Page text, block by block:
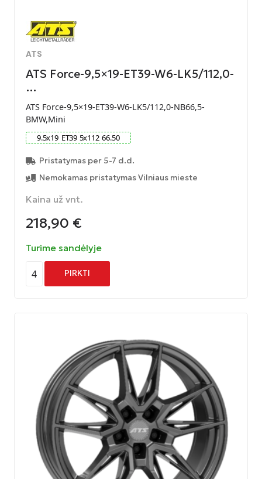
ATS
ATS Force-9,5×19-ET39-W6-LK5/112,0-
…
ATS Force-9,5×19-ET39-W6-LK5/112,0-NB66,5-
BMW,Mini
9.5x19 ET39 5x112 66.50
Pristatymas per 5-7 d.d.
Nemokamas pristatymas Vilniaus mieste
Kaina už vnt.
218,90 €
Turime sandėlyje
4 PIRKTI